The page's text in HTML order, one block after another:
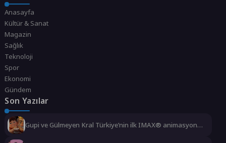
Anasayfa
Kültür & Sanat
Magazin
Sağlık
Teknoloji
Spor
Ekonomi
Gündem
Son Yazılar
Gupi ve Gülmeyen Kral Türkiye’nin ilk IMAX® animasyon